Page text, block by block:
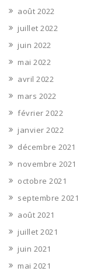
août 2022
juillet 2022
juin 2022
mai 2022
avril 2022
mars 2022
février 2022
janvier 2022
décembre 2021
novembre 2021
octobre 2021
septembre 2021
août 2021
juillet 2021
juin 2021
mai 2021